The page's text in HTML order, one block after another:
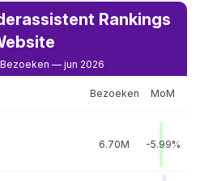
Rankings
— jun 2026
Bezoeken MoM
6.70M -5.99%